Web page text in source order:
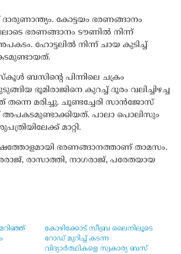
കോട്ടയം ഭരണങ്ങാനം
ഭരണങ്ങാനം ടൗണിൽ നിന്ന്
ഹോട്ടലിൽ നിന്ന് ചായ കുടിച്ച്
ബസിന്റെ പിന്നിലെ ചക്രം
ഭൂമിരാജിനെ കുറച്ച് ദൂരം വലിച്ചിഴച്ച
മരിച്ചു. ചൂണ്ടച്ചേരി സാൻജോസ്
അപകടമുണ്ടാക്കിയത്. പാലാ പൊലിസും
മാറ്റി.
ഭരണങ്ങാനത്താണ് താമസം.
രാസാത്തി, നാഗരാജ്, പരേതയായ
കോഴിക്കോട് സീബ്ര ലൈനിലൂടെ
റോഡ് മുറിച്ച് കടന്ന
വിദ്യാർത്ഥികളെ സ്വകാര്യ ബസ്